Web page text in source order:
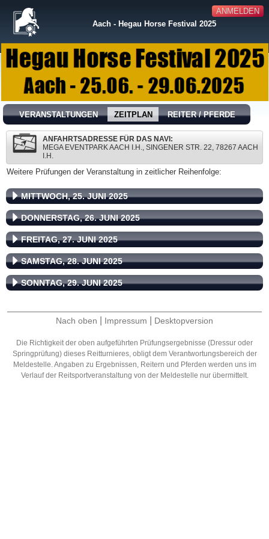
ANMELDEN
Aach - Hegau Horse Festival 2025
VERANSTALTUNGEN ZEITPLAN REITER / PFERDE
ANFAHRTSADRESSE FÜR DAS NAVI:
MEGA EVENTPARK AACH I.H., SINGENER STR. 22, 78267 AACH
I.H.
Weitere Prüfungen der Veranstaltung in zeitlicher Reihenfolge:
MITTWOCH, 25. JUNI 2025
DONNERSTAG, 26. JUNI 2025
FREITAG, 27. JUNI 2025
SAMSTAG, 28. JUNI 2025
SONNTAG, 29. JUNI 2025
Nach oben Impressum Desktopversion
Die Richtigkeit der oben aufgeführten Prüfungsergebnisse (Dressur oder
Springprüfung) dieses Reitturnieres, obligt dem Verantwortungsbereich der
Meldestelle. Angaben zu Ergebnissen, Reitern und Pferden werden uns im
Verlauf der Reitsportveranstaltung von der Meldestelle nur übermittelt.